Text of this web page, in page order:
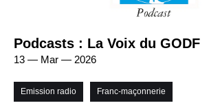
Podcasts : La Voix du GODF
13 — Mar — 2026
Emission radio Franc-maçonnerie